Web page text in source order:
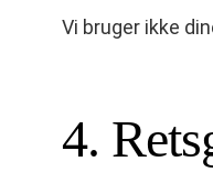
Vi bruger ikke
4.